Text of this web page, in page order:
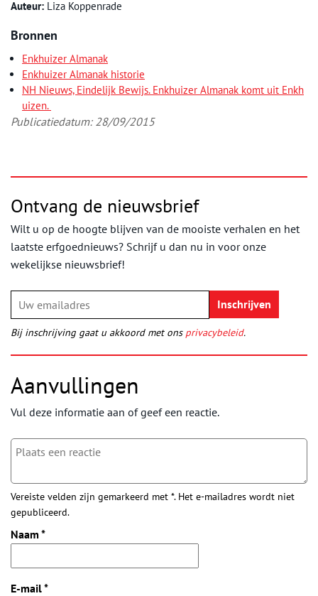
Auteur: Liza Koppenrade
Bronnen
Enkhuizer Almanak
Enkhuizer Almanak historie
NH Nieuws, Eindelijk Bewijs. Enkhuizer Almanak komt uit Enkh
uizen.
Publicatiedatum: 28/09/2015
Ontvang de nieuwsbrief
Wilt u op de hoogte blijven van de mooiste verhalen en het
laatste erfgoednieuws? Schrijf u dan nu in voor onze
wekelijkse nieuwsbrief!
Bij inschrijving gaat u akkoord met ons privacybeleid.
Aanvullingen
Vul deze informatie aan of geef een reactie.
Vereiste velden zijn gemarkeerd met *. Het e-mailadres wordt niet
gepubliceerd.
Naam *
E-mail*